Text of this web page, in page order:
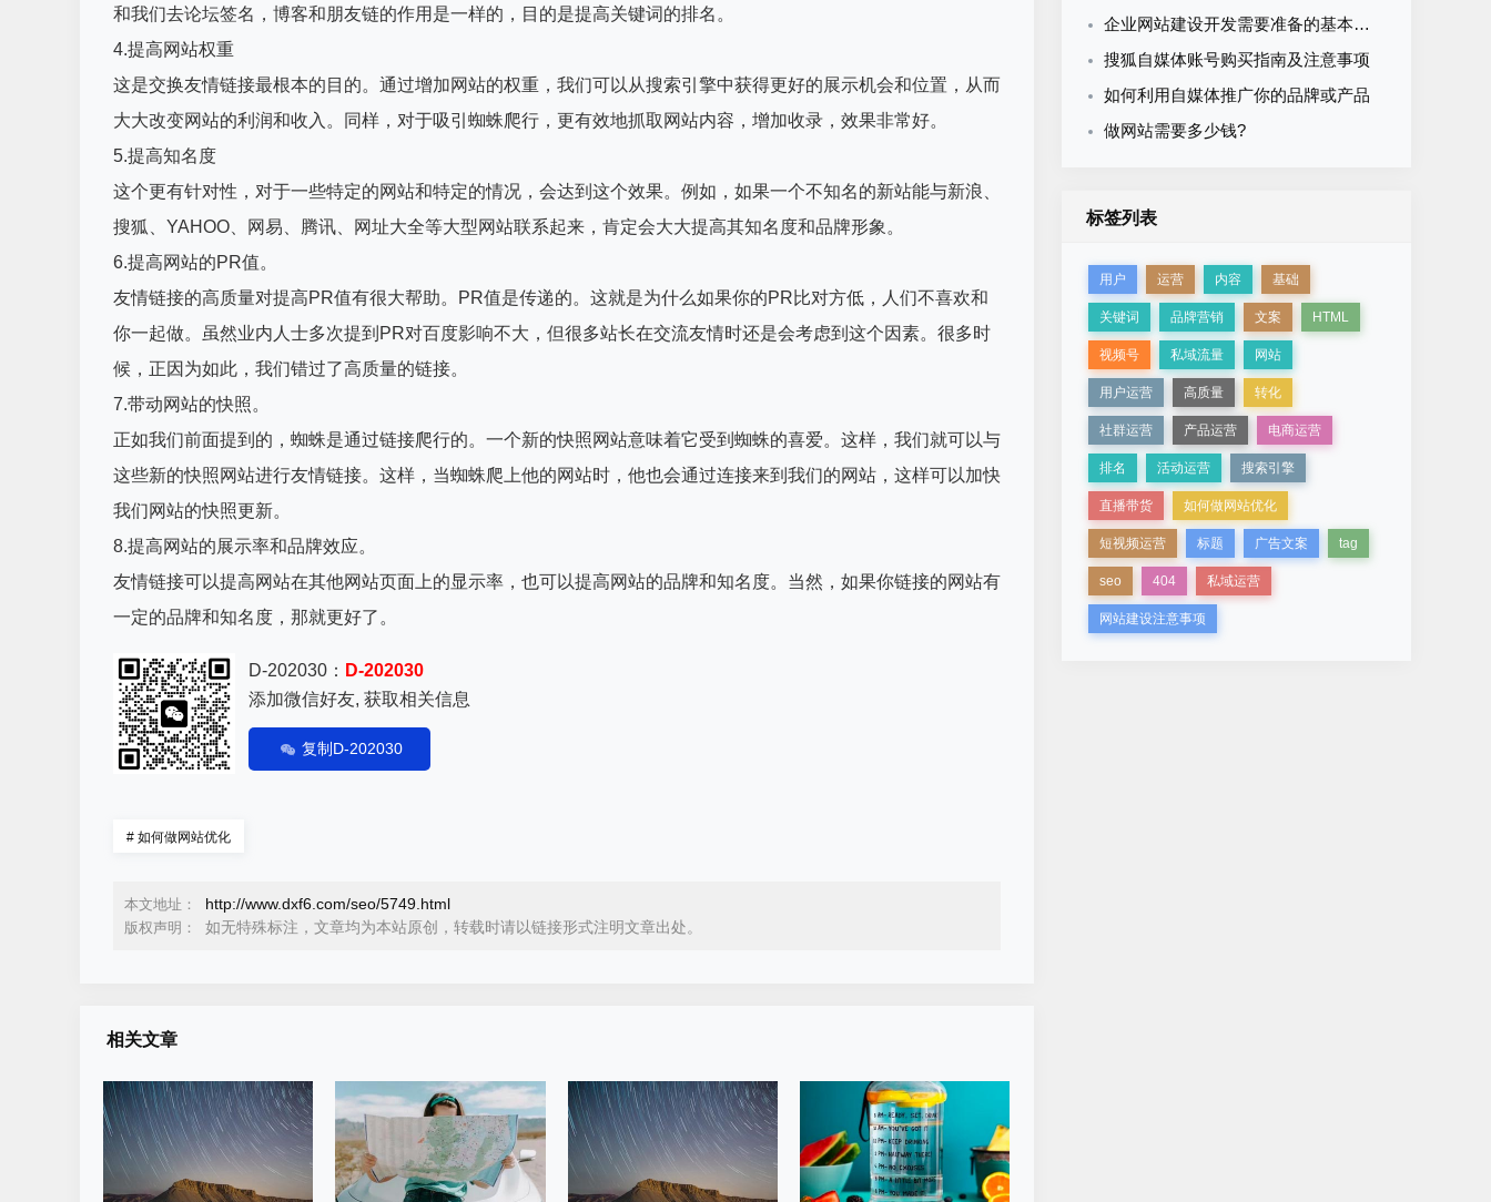
和我们去论坛签名，博客和朋友链的作用是一样的，目的是提高关键词的排名。
4.提高网站权重
这是交换友情链接最根本的目的。通过增加网站的权重，我们可以从搜索引擎中获得更好的展示机会和位置，从而
大大改变网站的利润和收入。同样，对于吸引蜘蛛爬行，更有效地抓取网站内容，增加收录，效果非常好。
5.提高知名度
这个更有针对性，对于一些特定的网站和特定的情况，会达到这个效果。例如，如果一个不知名的新站能与新浪、
搜狐、YAHOO、网易、腾讯、网址大全等大型网站联系起来，肯定会大大提高其知名度和品牌形象。
6.提高网站的PR值。
友情链接的高质量对提高PR值有很大帮助。PR值是传递的。这就是为什么如果你的PR比对方低，人们不喜欢和
你一起做。虽然业内人士多次提到PR对百度影响不大，但很多站长在交流友情时还是会考虑到这个因素。很多时
候，正因为如此，我们错过了高质量的链接。
7.带动网站的快照。
正如我们前面提到的，蜘蛛是通过链接爬行的。一个新的快照网站意味着它受到蜘蛛的喜爱。这样，我们就可以与
这些新的快照网站进行友情链接。这样，当蜘蛛爬上他的网站时，他也会通过连接来到我们的网站，这样可以加快
我们网站的快照更新。
8.提高网站的展示率和品牌效应。
友情链接可以提高网站在其他网站页面上的显示率，也可以提高网站的品牌和知名度。当然，如果你链接的网站有
一定的品牌和知名度，那就更好了。
D-202030： D-202030
添加微信好友, 获取相关信息
复制D-202030
# 如何做网站优化
本文地址： http://www.dxf6.com/seo/5749.html
版权声明： 如无特殊标注，文章均为本站原创，转载时请以链接形式注明文章出处。
相关文章
企业网站建设开发需要准备的基本资料
搜狐自媒体账号购买指南及注意事项
如何利用自媒体推广你的品牌或产品
做网站需要多少钱?
标签列表
用户 运营 内容 基础
关键词 品牌营销 文案 HTML
视频号 私域流量 网站
用户运营 高质量 转化
社群运营 产品运营 电商运营
排名 活动运营 搜索引擎
直播带货 如何做网站优化
短视频运营 标题 广告文案 tag
seo 404 私域运营
网站建设注意事项